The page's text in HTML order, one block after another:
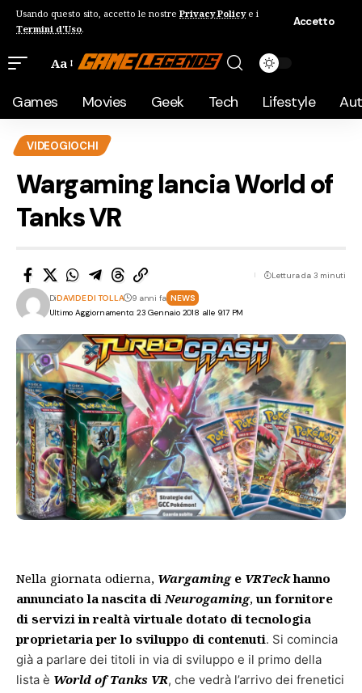
Usando questo sito, accetto le nostre Privacy Policye i
Termini d'Uso.
Accetto
Aa
Games Movies Geek Tech Lifestyle
VIDEOGIOCHI
Wargaming lancia World of
Tanks VR
Ultimo Aggiornamento: 23 Gennaio 2018 alle 9:17 PM
DiDAVIDE DI TOLLA 9 anni fa NEWS
Lettura da 3 minuti
Nella giornata odierna, Wargaminge VRTeckhanno
annunciato la nascita di Neurogaming, un fornitore
di servizi in realtà virtuale dotato di tecnologia
proprietaria per lo sviluppo di contenuti. Si comincia
già a parlare dei titoli in via di sviluppo e il primo della
lista è World of Tanks VR, che vedrà l’arrivo dei frenetici